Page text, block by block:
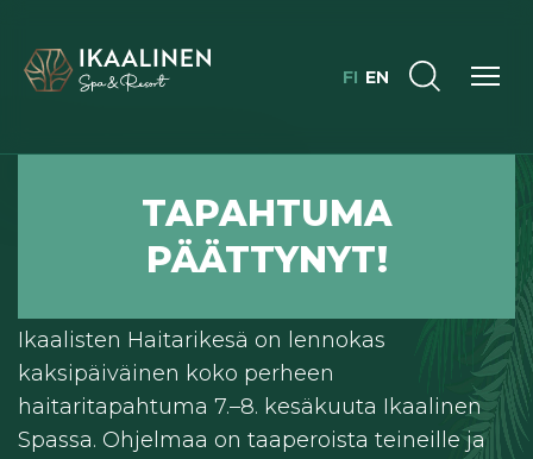
FI EN
TAPAHTUMA
PÄÄTTYNYT!
IKAALISTEN HAITARIKESÄ
Ikaalisten Haitarikesä on lennokas
kaksipäiväinen koko perheen
haitaritapahtuma 7.–8. kesäkuuta Ikaalinen
Spassa. Ohjelmaa on taaperoista teineille ja